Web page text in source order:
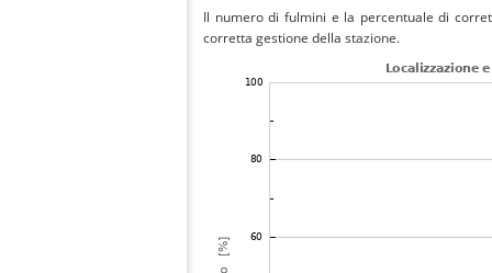
Il numero di fulmini e la percentuale di
corretta gestione della stazione.